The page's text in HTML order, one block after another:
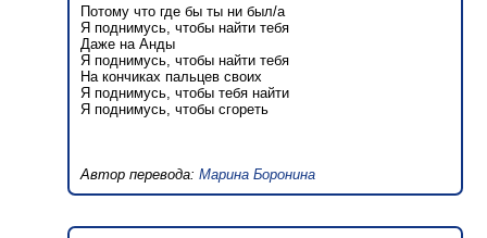
Потому что где бы ты ни был/а
Я поднимусь, чтобы найти тебя
Даже на Анды
Я поднимусь, чтобы найти тебя
На кончиках пальцев своих
Я поднимусь, чтобы тебя найти
Я поднимусь, чтобы сгореть
Автор перевода:Марина Боронина